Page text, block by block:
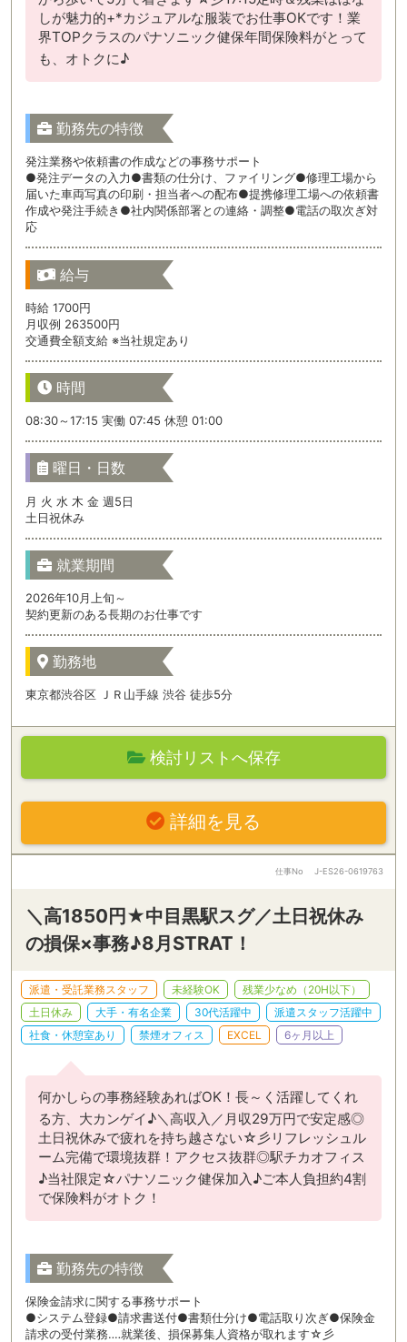
しが魅力的+*カジュアルな服装でお仕事OKです！業
界TOPクラスのパナソニック健保年間保険料がとって
も、オトクに♪
勤務先の特徴
発注業務や依頼書の作成などの事務サポート
●発注データの入力●書類の仕分け、ファイリング●修理工場から
届いた車両写真の印刷・担当者への配布●提携修理工場への依頼書
作成や発注手続き●社内関係部署との連絡・調整●電話の取次ぎ対
応
給与
時給 1700円
月収例 263500円
交通費全額支給 ※当社規定あり
時間
08:30～17:15 実働 07:45 休憩 01:00
曜日・日数
月 火 水 木 金 週5日
土日祝休み
就業期間
2026年10月上旬～
契約更新のある長期のお仕事です
勤務地
東京都渋谷区 ＪＲ山手線 渋谷 徒歩5分
検討リストへ保存
詳細を見る
仕事No J-ES26-0619763
＼高1850円★中目黒駅スグ／土日祝休み
の損保×事務♪8月STRAT！
派遣・受託業務スタッフ 未経験OK
残業少なめ（20H以下）
土日休み
大手・有名企業 30代活躍中
派遣スタッフ活躍中
社食・休憩室あり
禁煙オフィス EXCEL 6ヶ月以上
何かしらの事務経験あればOK！長～く活躍してくれ
る方、大カンゲイ♪＼高収入／月収29万円で安定感◎
土日祝休みで疲れを持ち越さない☆彡リフレッシュル
ーム完備で環境抜群！アクセス抜群◎駅チカオフィス
♪当社限定☆パナソニック健保加入♪ご本人負担約4割
で保険料がオトク！
勤務先の特徴
保険金請求に関する事務サポート
●システム登録●請求書送付●書類仕分け●電話取り次ぎ●保険金
請求の受付業務‥‥就業後、損保募集人資格が取れます☆彡